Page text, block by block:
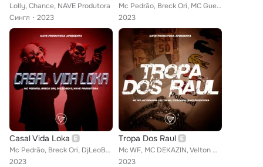
Lolly, Chance, NAVE Produtora
Сингл
2023
Mc Pedrão, Breck Ori, MC Guel Original, Chance, NAVE Produtora
2023
Casal Vida Loka
Mc Pedrão, Breck Ori, DjLeoBeat, Nave Produtora
2023
Tropa Dos Raul
Mc WF, MC DEKAZIN, Velton Mc, DjLeoBeat, NAVE Produtora
2023